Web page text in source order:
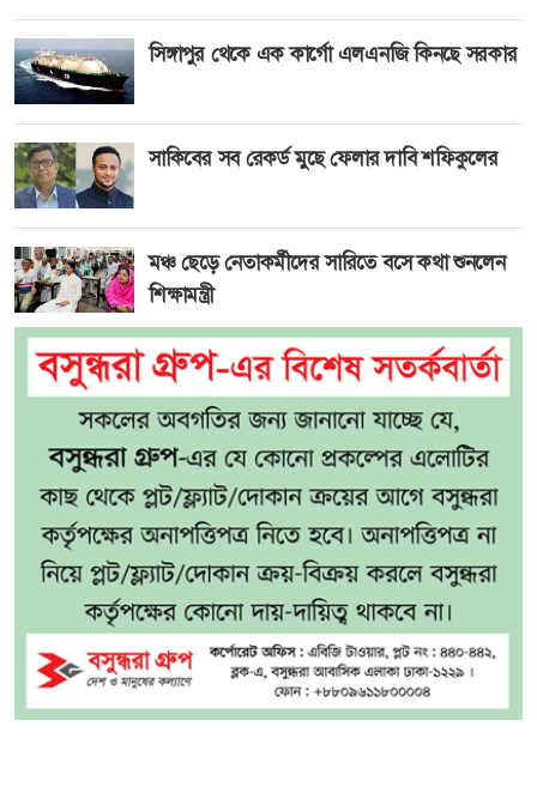
সিঙ্গাপুর থেকে এক কার্গো এলএনজি কিনছে সরকার
সাকিবের সব রেকর্ড মুছে ফেলার দাবি শফিকুলের
মঞ্চ ছেড়ে নেতাকর্মীদের সারিতে বসে কথা শুনলেন
শিক্ষামন্ত্রী